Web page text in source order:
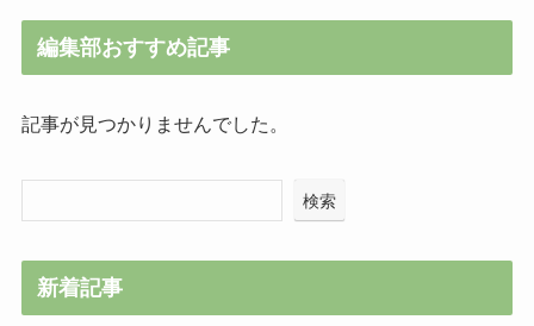
編集部おすすめ記事
記事が見つかりませんでした。
検索
新着記事